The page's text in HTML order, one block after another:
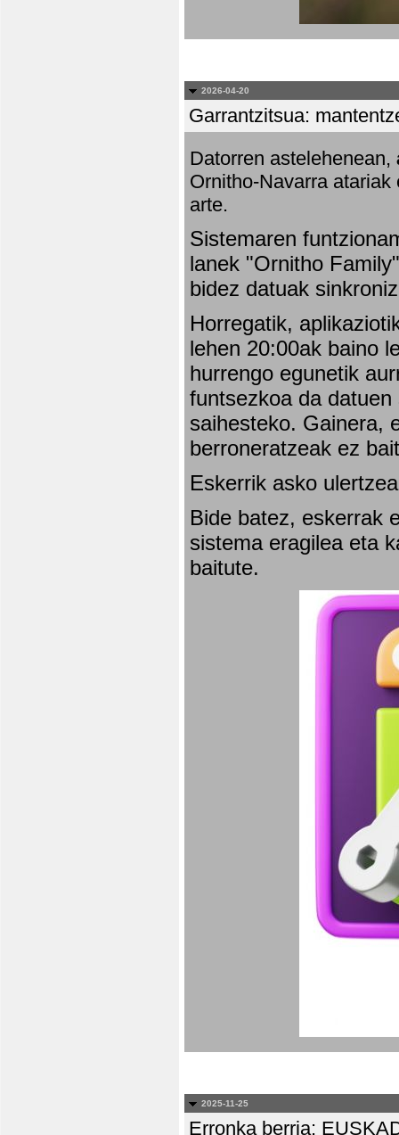
2026-04-20
Garrantzitsua:
Datorren astelehenean,
Ornitho-Navarra
arte.
Sistemaren
lanek "Ornitho
bidez datuak
Horregatik,
lehen 20:00ak baino
hurrengo egunetik
funtsezkoa da
saihesteko. Gainera,
berroneratzeak ez
Eskerrik asko
Bide batez, eskerrak
sistema eragilea eta
baitute.
2025-11-25
Erronka berria: